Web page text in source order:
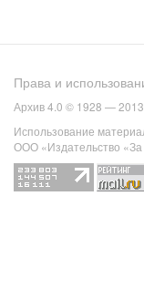
Права и
Архив 4.0 © 1928 —
Использование
ООО «Издательство «За